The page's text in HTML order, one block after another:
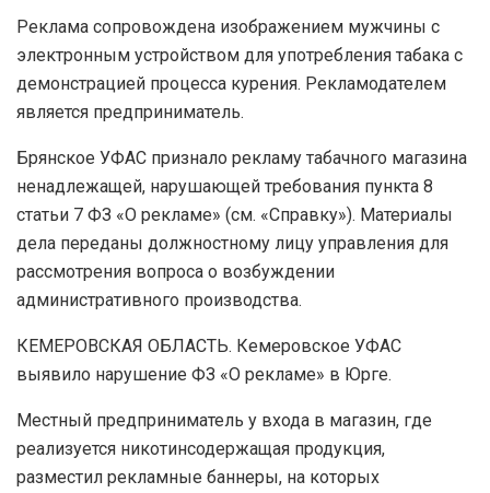
Реклама сопровождена изображением мужчины с
электронным устройством для употребления табака с
демонстрацией процесса курения. Рекламодателем
является предприниматель.
Брянское УФАС признало рекламу табачного магазина
ненадлежащей, нарушающей требования пункта 8
статьи 7 ФЗ «О рекламе» (см. «Справку»). Материалы
дела переданы должностному лицу управления для
рассмотрения вопроса о возбуждении
административного производства.
КЕМЕРОВСКАЯ ОБЛАСТЬ. Кемеровское УФАС
выявило нарушение ФЗ «О рекламе» в Юрге.
Местный предприниматель у входа в магазин, где
реализуется никотинсодержащая продукция,
разместил рекламные баннеры, на которых